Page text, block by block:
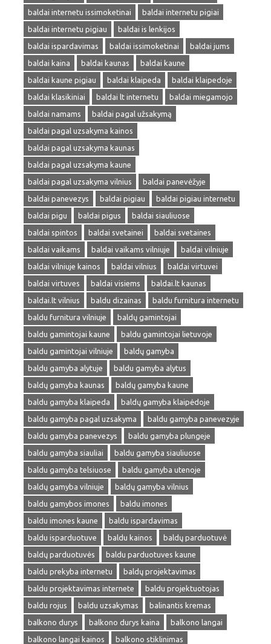
baldai internetu issimoketinai
baldai internetu pigiai
baldai internetu pigiau
baldai is lenkijos
baldai ispardavimas
baldai issimoketinai
baldai jums
baldai kaina
baldai kaunas
baldai kaune
baldai kaune pigiau
baldai klaipeda
baldai klaipedoje
baldai klasikiniai
baldai lt internetu
baldai miegamojo
baldai namams
baldai pagal užsakymą
baldai pagal uzsakyma kainos
baldai pagal uzsakyma kaunas
baldai pagal uzsakyma kaune
baldai pagal uzsakyma vilnius
baldai panevėžyje
baldai panevezys
baldai pigiau
baldai pigiau internetu
baldai pigu
baldai pigus
baldai siauliuose
baldai spintos
baldai svetainei
baldai svetaines
baldai vaikams
baldai vaikams vilniuje
baldai vilniuje
baldai vilniuje kainos
baldai vilnius
baldai virtuvei
baldai virtuves
baldai visiems
baldai.lt kaunas
baldai.lt vilnius
baldu dizainas
baldu furnitura internetu
baldu furnitura vilniuje
baldų gamintojai
baldu gamintojai kaune
baldu gamintojai lietuvoje
baldu gamintojai vilniuje
baldų gamyba
baldu gamyba alytuje
baldu gamyba alytus
baldų gamyba kaunas
baldų gamyba kaune
baldu gamyba klaipeda
baldų gamyba klaipėdoje
baldu gamyba pagal uzsakyma
baldu gamyba panevezyje
baldu gamyba panevezys
baldu gamyba plungeje
baldu gamyba siauliai
baldu gamyba siauliuose
baldu gamyba telsiuose
baldu gamyba utenoje
baldų gamyba vilniuje
baldų gamyba vilnius
baldu gamybos imones
baldu imones
baldu imones kaune
baldu ispardavimas
baldu isparduotuve
baldu kainos
baldų parduotuvė
baldų parduotuvės
baldu parduotuves kaune
baldu prekyba internetu
baldų projektavimas
baldu projektavimas internete
baldu projektuotojas
baldu rojus
baldu uzsakymas
balinantis kremas
balkono durys
balkono durys kaina
balkono langai
balkono langai kainos
balkono stiklinimas